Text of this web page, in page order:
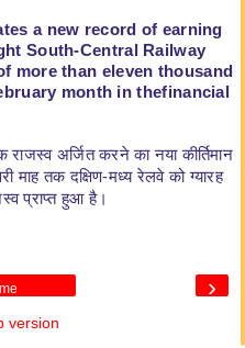
a new record of earning
South-Central Railway
more than eleven thousand
month in thefinancial
अर्जित करने का नया कीर्तिमान
माह तक दक्षिण-मध्य रेलवे को ग्यारह
प्राप्त हुआ है।
›
version